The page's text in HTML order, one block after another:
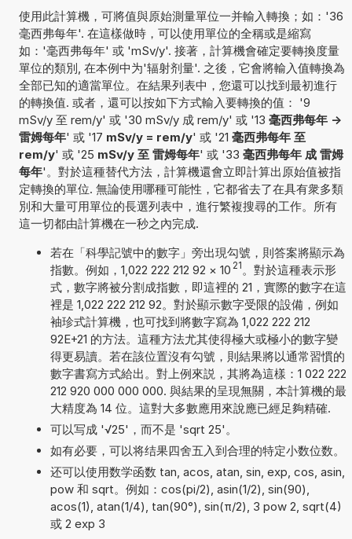
使用此計算機，可將值與原始測量單位一并輸入轉換；如：'36
毫西弗每年'. 在這樣做時，可以使用單位的全稱或是縮寫
如：'毫西弗每年' 或 'mSv/y'. 接著，計算機會確定要轉換度量
單位的類別, 在本例中为'辐射剂量'. 之後，它會將輸入值轉換為
全部已知的適當單位。在結果列表中，您還可以找到最初進行
的轉換值. 或者，還可以按如下方式輸入要轉換的值： '9
mSv/y 至 rem/y' 或 '30 mSv/y 成 rem/y' 或 '13 毫西弗每年 ->
雷姆每年' 或 '17 mSv/y = rem/y' 或 '21 毫西弗每年 至
rem/y' 或 '25 mSv/y 至 雷姆每年' 或 '33 毫西弗每年 成 雷姆
每年'。對於這種替代方法，計算機還會立即計算出原始值被指
定轉換的單位. 無論使用哪種可能性，它都省去了在具有衆多類
別和大量可用單位的長選列表中，進行繁複搜尋的工作。所有
這一切都由計算機在一秒之內完成.
若在「科學記號中的數字」旁出現勾號，則答案將顯示為
指數。例如，1,022 222 212 92 × 10 21 。對於這種表示形
式，數字將被分割成指數，即這裡的 21，實際的數字在這
裡是 1,022 222 212 92。對於顯示數字受限的設備，例如
袖珍式計算機，也可找到將數字寫為 1,022 222 212
92E+21 的方法。這種方法尤其使得極大或極小的數字變
得更易讀。若在該位置沒有勾號，則結果將以通常習慣的
數字書寫方式給出。對上例來説，其將為這樣：1 022 222
212 920 000 000 000. 與結果的呈現無關，本計算機的最
大精度為 14 位。這對大多數應用來說應已經足夠精確.
可以写成 '√25'，而不是 'sqrt 25'。
如有必要，可以将结果四舍五入到合理的特定小数位数。
还可以使用数学函数 tan, acos, atan, sin, exp, cos, asin,
pow 和 sqrt。例如：cos(pi/2), asin(1/2), sin(90),
acos(1), atan(1/4), tan(90°), sin(π/2), 3 pow 2, sqrt(4)
或 2 exp 3